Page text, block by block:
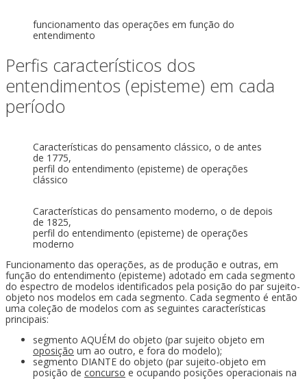
funcionamento das operações em função do
entendimento
Perfis característicos dos
entendimentos (episteme) em cada
período
Características do pensamento clássico, o de antes
de 1775,
perfil do entendimento (episteme) de operações
clássico
Características do pensamento moderno, o de depois
de 1825,
perfil do entendimento (episteme) de operações
moderno
Funcionamento das operações, as de produção e outras, em
função do entendimento (episteme) adotado em cada segmento
do espectro de modelos identificados pela posição do par sujeito-
objeto nos modelos em cada segmento. Cada segmento é então
uma coleção de modelos com as seguintes características
principais:
segmento AQUÉM do objeto (par sujeito objeto em
oposição um ao outro, e fora do modelo);
segmento DIANTE do objeto (par sujeito-objeto em
posição de concurso e ocupando posições operacionais na